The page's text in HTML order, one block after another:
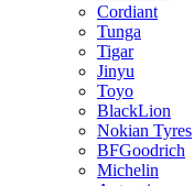
Cordiant
Tunga
Tigar
Jinyu
Toyo
BlackLion
Nokian Tyres
BFGoodrich
Michelin